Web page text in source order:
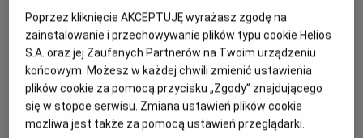
DZISIAJ,
SIERPNIA
2026
16:45
2D, napisy
19:00
2D, napisy
POKAŻ KOLEJNE DNI
Poprzez kliknięcie AKCEPTUJĘ wyrażasz zgodę na
zainstalowanie i przechowywanie plików typu cookie Helios
S.A. oraz jej Zaufanych Partnerów na Twoim urządzeniu
końcowym. Możesz w każdej chwili zmienić ustawienia
plików cookie za pomocą przycisku „Zgody” znajdującego
się w stopce serwisu. Zmiana ustawień plików cookie
możliwa jest także za pomocą ustawień przeglądarki.